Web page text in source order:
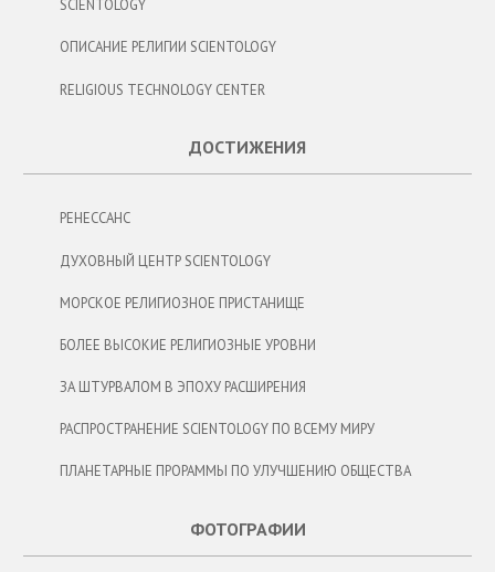
SCIENTOLOGY
ОПИСАНИЕ РЕЛИГИИ SCIENTOLOGY
RELIGIOUS TECHNOLOGY CENTER
ДОСТИЖЕНИЯ
РЕНЕССАНС
ДУХОВНЫЙ ЦЕНТР SCIENTOLOGY
МОРСКОЕ РЕЛИГИОЗНОЕ ПРИСТАНИЩЕ
БОЛЕЕ ВЫСОКИЕ РЕЛИГИОЗНЫЕ УРОВНИ
ЗА ШТУРВАЛОМ В ЭПОХУ РАСШИРЕНИЯ
РАСПРОСТРАНЕНИЕ SCIENTOLOGY ПО ВСЕМУ МИРУ
ПЛАНЕТАРНЫЕ ПРОРАММЫ ПО УЛУЧШЕНИЮ ОБЩЕСТВА
ФОТОГРАФИИ